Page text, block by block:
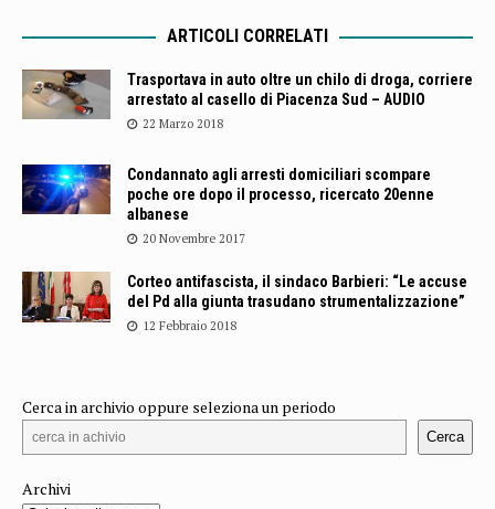
ARTICOLI CORRELATI
Trasportava in auto oltre un chilo di droga, corriere
arrestato al casello di Piacenza Sud – AUDIO
22 Marzo 2018
Condannato agli arresti domiciliari scompare
poche ore dopo il processo, ricercato 20enne
albanese
20 Novembre 2017
Corteo antifascista, il sindaco Barbieri: “Le accuse
del Pd alla giunta trasudano strumentalizzazione”
12 Febbraio 2018
Cerca in archivio oppure seleziona un periodo
Cerca
Archivi